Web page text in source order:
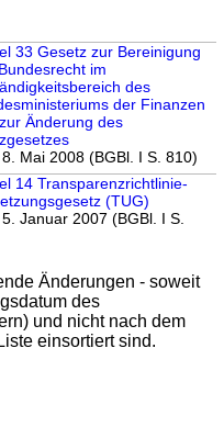
33 Gesetz zur Bereinigung
im
des
der Finanzen
Änderung des
Mai 2008 (BGBl. I S. 810)
14 Transparenzrichtlinie-
(TUG)
Januar 2007 (BGBl. I S.
Änderungen - soweit
des
und nicht nach dem
einsortiert sind.